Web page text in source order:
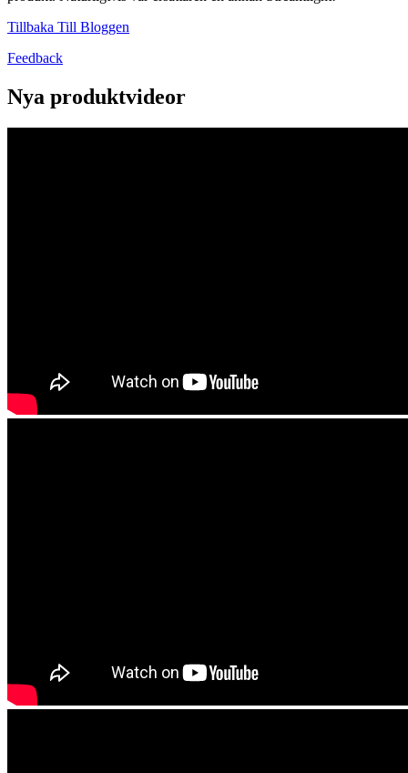
Tillbaka Till Bloggen
Feedback
Nya produktvideor